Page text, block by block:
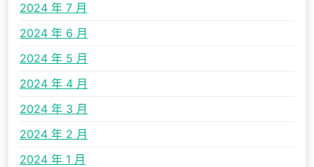
2024 年 7 月
2024 年 6 月
2024 年 5 月
2024 年 4 月
2024 年 3 月
2024 年 2 月
2024 年 1 月